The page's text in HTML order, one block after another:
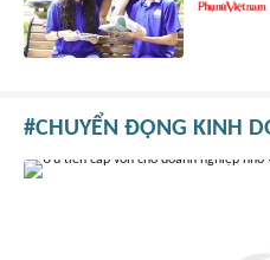
CHUYỂN ĐỘNG KINH